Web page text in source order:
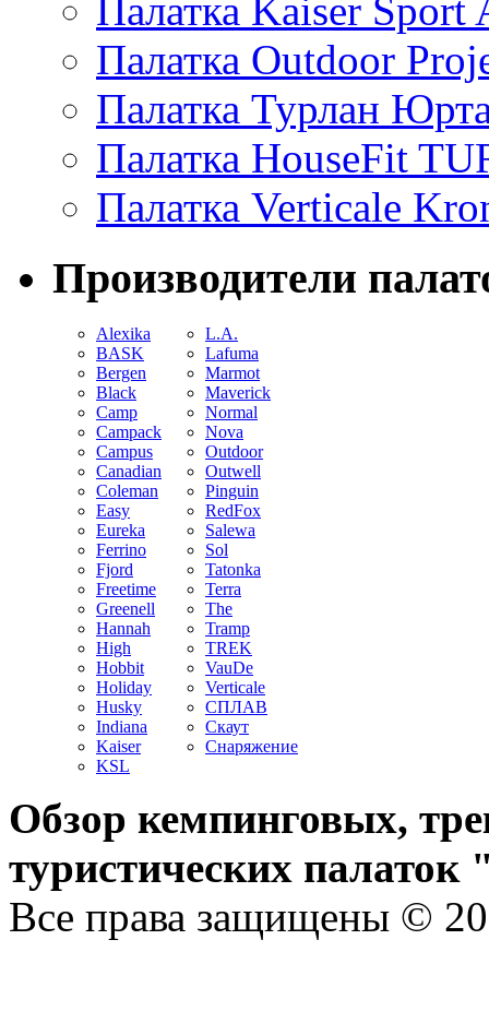
Палатка Kaiser Sport
Палатка Outdoor
Палатка Турлан
Палатка HouseFit
Палатка Verticale
Производители
Alexika
BASK
Bergen
Black
Camp
Campack
Campus
Canadian
Coleman
Easy
Eureka
Ferrino
Fjord
Freetime
Greenell
Hannah
High
Hobbit
Holiday
Husky
Indiana
Kaiser
KSL
L.A.
Lafuma
Marmot
Maverick
Normal
Nova
Outdoor
Outwell
Pinguin
RedFox
Salewa
Sol
Tatonka
Terra
The
Tramp
TREK
VauDe
Verticale
СПЛАВ
Скаут
Снаряжение
Обзор кемпинговых,
туристических
Все права защищены ©